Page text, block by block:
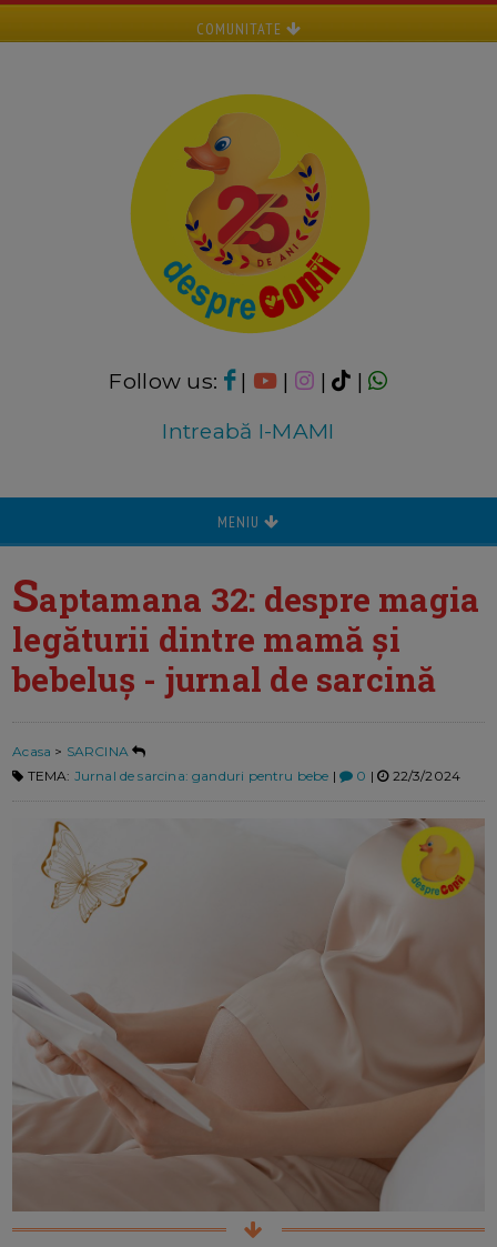
COMUNITATE
Follow us: | | |
|
Intreabă I-MAMI
MENIU
Saptamana 32: despre magia
legăturii dintre mamă și
bebeluș - jurnal de sarcină
Acasa > SARCINA
TEMA: Jurnal de sarcina: ganduri pentru bebe | 0 | 22/3/2024